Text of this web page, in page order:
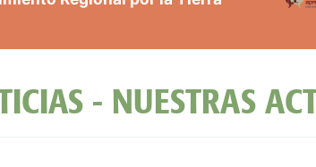
- NUESTRAS